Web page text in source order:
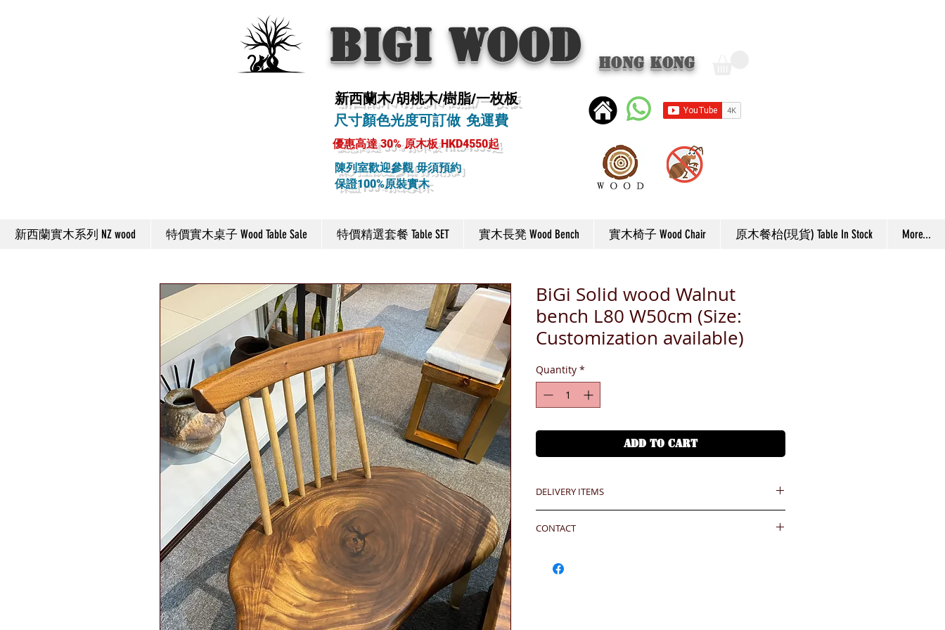
BIGI wood Hong Kong
新西蘭木/胡桃木/樹脂/一枚板
尺寸顏色光度可訂做 免運費
優惠高達 30% 原木板 HKD4550起
陳列室歡迎參觀 毋須預約
保證100%原裝實木
新西蘭實木系列 NZ wood 特價實木桌子 Wood Table Sale 特價精選套餐 Table SET 實木長凳 Wood Bench 實木椅子 Wood Chair 原木餐枱(現貨) Table In Stock More...
BiGi Solid wood Walnut
bench L80 W50cm (Size:
Customization available)
Quantity *
ADD TO CART
DELIVERY ITEMS
於收到貨款後30天內送到
CONTACT